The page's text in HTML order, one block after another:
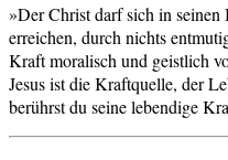
»Der Christ darf sich in seinen
erreichen, durch nichts
Kraft moralisch und geistlich
Jesus ist die Kraftquelle, der
berührst du seine lebendige